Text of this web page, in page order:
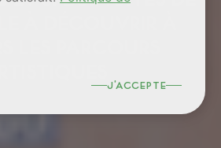
À DÉCOUVRIR À
j'accepte